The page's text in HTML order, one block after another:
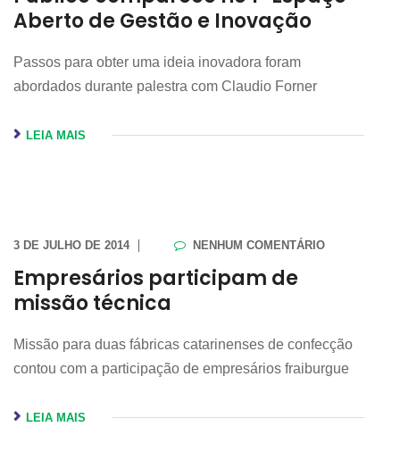
Aberto de Gestão e Inovação
Passos para obter uma ideia inovadora foram
abordados durante palestra com Claudio Forner
LEIA MAIS
3 DE JULHO DE 2014 NENHUM COMENTÁRIO
Empresários participam de
missão técnica
Missão para duas fábricas catarinenses de confecção
contou com a participação de empresários fraiburgue
LEIA MAIS